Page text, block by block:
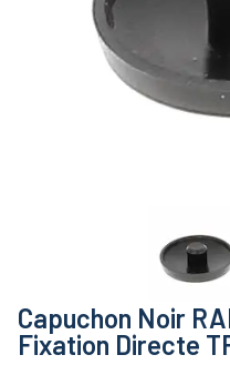
Capuchon Noir
Fixation Directe